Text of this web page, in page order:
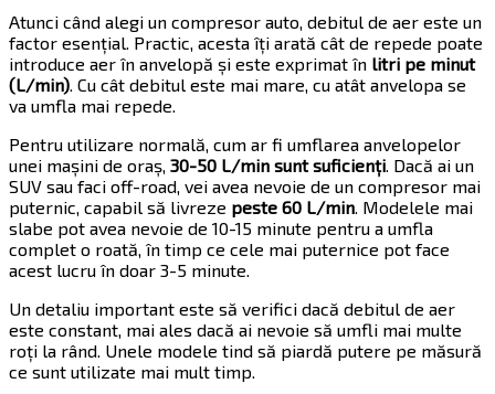
Atunci când alegi un compresor auto, debitul de aer este un
factor esențial. Practic, acesta îți arată cât de repede poate
introduce aer în anvelopă și este exprimat în litri pe minut
(L/min). Cu cât debitul este mai mare, cu atât anvelopa se
va umfla mai repede.
Pentru utilizare normală, cum ar fi umflarea anvelopelor
unei mașini de oraș, 30-50 L/min sunt suficienți. Dacă ai un
SUV sau faci off-road, vei avea nevoie de un compresor mai
puternic, capabil să livreze peste 60 L/min. Modelele mai
slabe pot avea nevoie de 10-15 minute pentru a umfla
complet o roată, în timp ce cele mai puternice pot face
acest lucru în doar 3-5 minute.
Un detaliu important este să verifici dacă debitul de aer
este constant, mai ales dacă ai nevoie să umfli mai multe
roți la rând. Unele modele tind să piardă putere pe măsură
ce sunt utilizate mai mult timp.